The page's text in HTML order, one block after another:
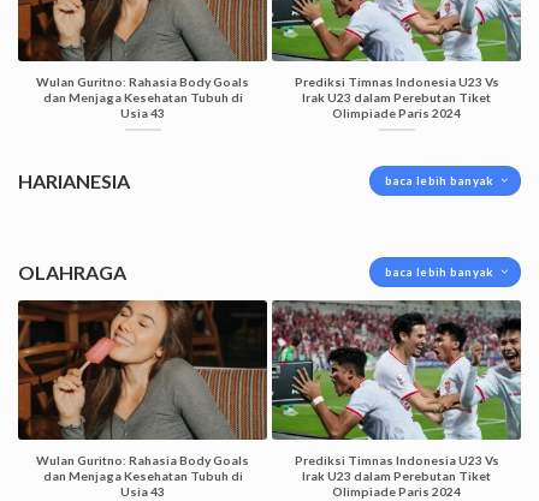
Wulan Guritno: Rahasia Body Goals
dan Menjaga Kesehatan Tubuh di
Usia 43
Prediksi Timnas Indonesia U23 Vs
Irak U23 dalam Perebutan Tiket
Olimpiade Paris 2024
HARIANESIA baca lebih banyak
OLAHRAGA baca lebih banyak
Wulan Guritno: Rahasia Body Goals
dan Menjaga Kesehatan Tubuh di
Usia 43
Prediksi Timnas Indonesia U23 Vs
Irak U23 dalam Perebutan Tiket
Olimpiade Paris 2024